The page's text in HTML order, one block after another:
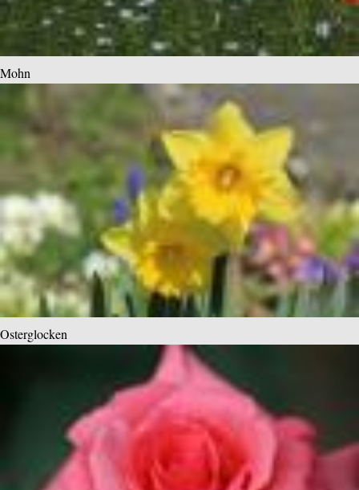
Mohn
Osterglocken